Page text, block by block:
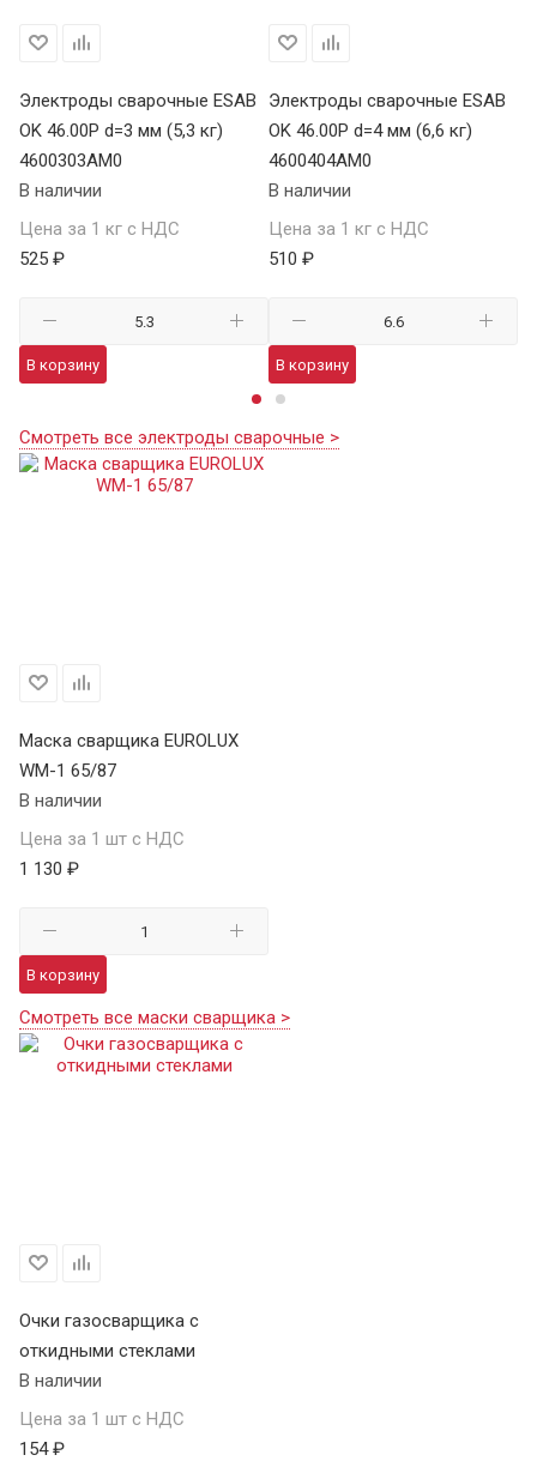
Электроды сварочные ESAB
OK 46.00Р d=3 мм (5,3 кг)
4600303AM0
В наличии
Цена за 1 кг с НДС
525 ₽
В корзину
Электроды сварочные ESAB
OK 46.00Р d=4 мм (6,6 кг)
4600404AM0
В наличии
Цена за 1 кг с НДС
510 ₽
В корзину
Смотреть все электроды сварочные >
Маска сварщика EUROLUX
WM-1 65/87
В наличии
Цена за 1 шт с НДС
1 130 ₽
В корзину
Смотреть все маски сварщика >
Очки газосварщика с
откидными стеклами
В наличии
Цена за 1 шт с НДС
154 ₽